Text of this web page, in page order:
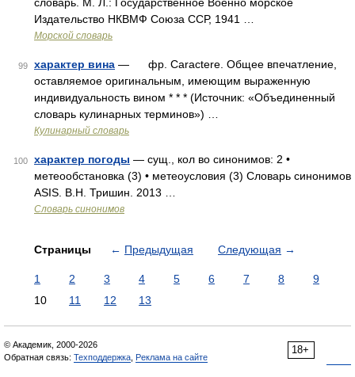
Издательство НКВМФ Союза ССР, 1941 …
Морской словарь
99 характер вина — фр. Caractere. Общее впечатление,
оставляемое оригинальным, имеющим выраженную
индивидуальность вином * * * (Источник: «Объединенный
словарь кулинарных терминов») …
Кулинарный словарь
100 характер погоды — сущ., кол во синонимов: 2 •
метеообстановка (3) • метеоусловия (3) Словарь синонимов
ASIS. В.Н. Тришин. 2013 …
Словарь синонимов
Страницы ← Предыдущая Следующая →
1 2 3 4 5 6 7 8
9
10
11 12 13
18+
© Академик, 2000-2026
Обратная связь: Техподдержка Реклама на сайте